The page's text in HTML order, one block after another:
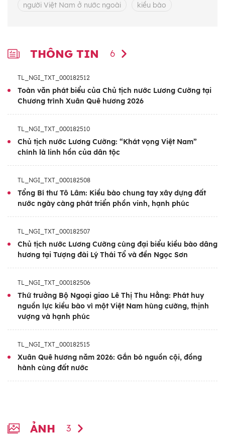
giai đoạn phát triển mới, hướng tới các mục
Trong đó, cộng đồng người Việt Nam ở nước
ngoài tiếp tục được Đảng và Nhà nước xác
định là bộ phận không tách rời, là nguồn lực
quan trọng của dân tộc; cùng với đồng bào
dân tộc vững chắc, chung sức thực hiện các
nhiệm vụ lớn của đất nước trong giai đoạn
Trong không khí ý nghĩa đó, Xuân Quê
hương 2026 vừa là dịp bà con kiều bào trực
đạo Đảng, Nhà nước, cập nhật thông tin về
tình hình đất nước, định hướng phát triển
trong giai đoạn mới. Đồng thời, đây cũng là
dịp đồng bào ta ở nước ngoài chia sẻ tâm
tư, nguyện vọng, sáng kiến và đề xuất đóng
góp trong các lĩnh vực như khoa học - công
nghệ, đổi mới sáng tạo, đầu tư, kinh doanh,
Việt Nam ra thế giới. Ngoài ra, đây cũng là
không gian kết nối hiệu quả giữa cộng đồng
người Việt Nam ở nước ngoài với các bộ,
ngành, địa phương, qua đó thúc đẩy hợp tác
người Việt Nam ở nước ngoài kiều bào
THÔNG TIN 6
TL_NGI_TXT_000182512
Toàn văn phát biểu của Chủ tịch nước Lương Cường tại
Chương trình Xuân Quê hương 2026
TL_NGI_TXT_000182510
Chủ tịch nước Lương Cường: “Khát vọng Việt Nam”
chính là linh hồn của dân tộc
TL_NGI_TXT_000182508
Tổng Bí thư Tô Lâm: Kiều bào chung tay xây dựng đất
nước ngày càng phát triển phồn vinh, hạnh phúc
TL_NGI_TXT_000182507
Chủ tịch nước Lương Cường cùng đại biểu kiều bào dâng
hương tại Tượng đài Lý Thái Tổ và đền Ngọc Sơn
TL_NGI_TXT_000182506
Thứ trưởng Bộ Ngoại giao Lê Thị Thu Hằng: Phát huy
nguồn lực kiều bào vì một Việt Nam hùng cường, thịnh
vượng và hạnh phúc
TL_NGI_TXT_000182515
Xuân Quê hương năm 2026: Gắn bó nguồn cội, đồng
hành cùng đất nước
ẢNH 3